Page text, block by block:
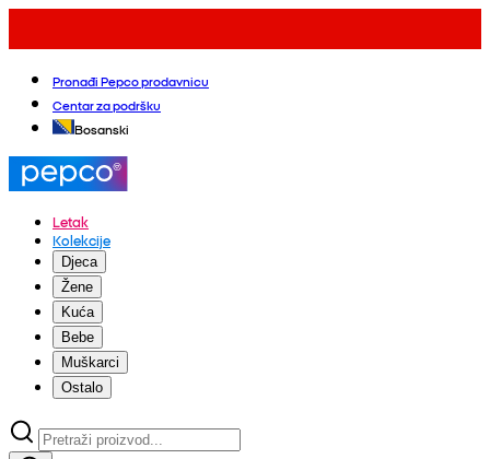
Pronađi Pepco prodavnicu
Centar za podršku
Bosanski
Letak
Kolekcije
Djeca
Žene
Kuća
Bebe
Muškarci
Ostalo